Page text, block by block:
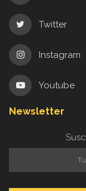
Twitter
Instagram
Youtube
Newsletter